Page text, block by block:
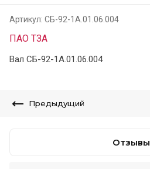
Артикул: СБ-92-1А.01.06.004
ПАО ТЗА
Вал СБ-92-1А.01.06.004
Предыдущий
Отзывы